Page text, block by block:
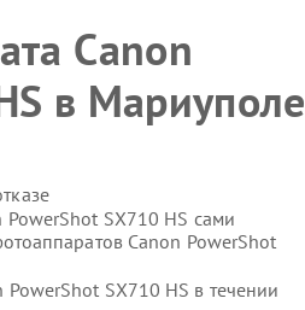
Canon
в Мариуполе
SX710 HS сами
Canon PowerShot
SX710 HS в течении